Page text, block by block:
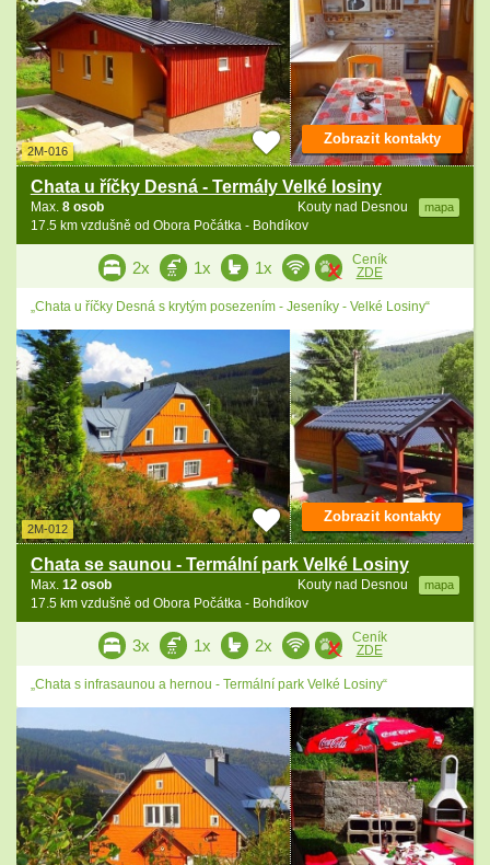
2M-016
Chata u říčky Desná - Termály Velké losiny
Kouty nad Desnou mapa
Max. 8 osob
17.5 km vzdušně od Obora Počátka - Bohdíkov
Zobrazit kontakty
2x 1x 1x
Ceník
ZDE
„Chata u říčky Desná s krytým posezením - Jeseníky - Velké Losiny“
2M-012
Chata se saunou - Termální park Velké Losiny
Kouty nad Desnou mapa
Max. 12 osob
17.5 km vzdušně od Obora Počátka - Bohdíkov
Zobrazit kontakty
3x 1x 2x
Ceník
ZDE
„Chata s infrasaunou a hernou - Termální park Velké Losiny“